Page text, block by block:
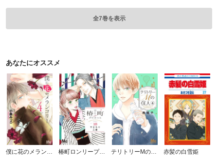
全7巻を表示
あなたにオススメ
僕に花のメランコリー 椿町ロンリープラネット テリトリーMの住人 赤髪の白雪姫